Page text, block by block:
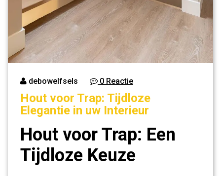
debowelfsels 0 Reactie
Hout voor Trap: Tijdloze
Elegantie in uw Interieur
Hout voor Trap: Een
Tijdloze Keuze